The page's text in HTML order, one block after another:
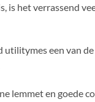
is het verrassend
utilitymes een van
lemmet en goede